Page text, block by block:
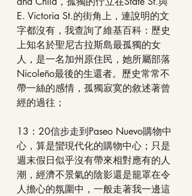
E. Victoria St.的街角上，連說明的文
字都沒有，我查詢了維基百科：歷史
上知名於聖尼古拉斯島最孤獨的女
人，是一名加州原住民，她所屬部落
Nicoleño最後的生還者。歷史常常不
帶一絲的感情，孤獨寂寞的敘述著曾
經的過往；
13：20信步走到Paseo Nuevo購物中
心，算是蠻現代化的購物中心；只是
週末假日似乎沒有帶來相對應有的人
潮，經濟不景氣的陰影還是籠罩在令
人擔心的氛圍中，一般走著我一邊這